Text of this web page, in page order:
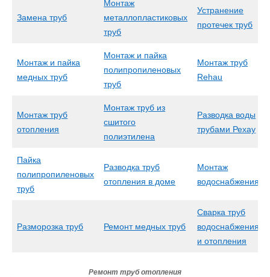
Замена труб
Монтаж
металлопластиковых
труб
Устранение
протечек труб
Монтаж и пайка
медных труб
Монтаж и пайка
полипропиленовых
труб
Монтаж труб
Rehau
Монтаж труб
отопления
Монтаж труб из
сшитого
полиэтилена
Разводка воды
трубами Рехау
Пайка
полипропиленовых
труб
Разводка труб
отопления в доме
Монтаж
водоснабжения
Разморозка труб Ремонт медных труб
Сварка труб
водоснабжения
и отопления
Ремонт труб отопления